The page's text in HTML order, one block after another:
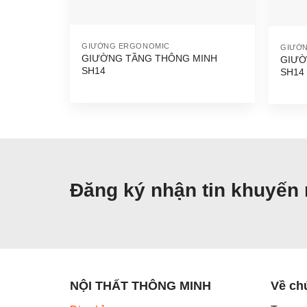
GIƯỜNG ERGONOMIC
GIƯỜNG TẦNG THÔNG MINH
SH14
SH14
Đăng ký nhận tin khuyến
NỘI THẤT THÔNG MINH Về